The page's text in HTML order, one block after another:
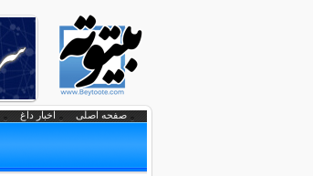
صفحه اصلی اخبار داغ